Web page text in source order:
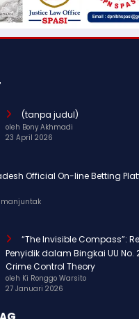
(tanpa judul)
oleh Bony Akhmadi
23 April 2026
Official On-line Betting
“The Invisible Compass”:
Penyidik dalam Bingkai UU
Crime Control Theory
oleh Ki Ronggo Warsito